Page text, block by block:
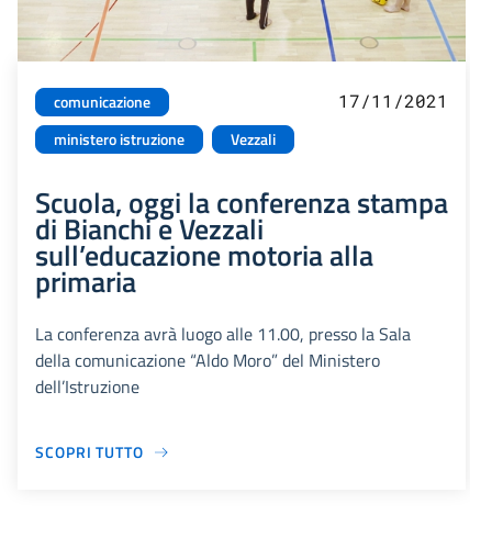
comunicazione
ministero istruzione
Vezzali
17/11/2021
Scuola, oggi la conferenza stampa
di Bianchi e Vezzali
sull’educazione motoria alla
primaria
La conferenza avrà luogo alle 11.00, presso la Sala
della comunicazione “Aldo Moro” del Ministero
dell’Istruzione
SCOPRI TUTTO